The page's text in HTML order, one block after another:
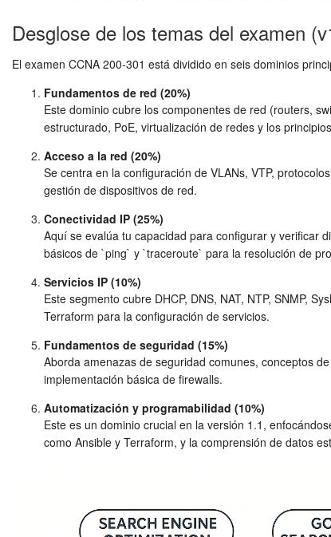
Desglose de los temas del examen
El examen CCNA 200-301 está dividido en seis dominios
Fundamentos de red (20%)
Este dominio cubre los componentes de red (routers,
estructurado, PoE, virtualización de redes y los
Acceso a la red (20%)
Se centra en la configuración de VLANs, VTP,
gestión de dispositivos de red.
Conectividad IP (25%)
Aquí se evalúa tu capacidad para configurar y verificar
básicos de `ping` y `traceroute` para la resolución de
Servicios IP (10%)
Este segmento cubre DHCP, DNS, NAT, NTP, SNMP,
Terraform para la configuración de servicios.
Fundamentos de seguridad (15%)
Aborda amenazas de seguridad comunes, conceptos
implementación básica de firewalls.
Automatización y programabilidad (10%)
Este es un dominio crucial en la versión 1.1,
como Ansible y Terraform, y la comprensión de datos